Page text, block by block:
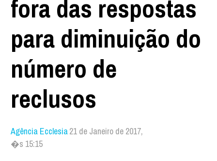
fora das respostas
para diminuição do
número de
reclusos
Agência Ecclesia21 de Janeiro de 2017,
�s 15:15